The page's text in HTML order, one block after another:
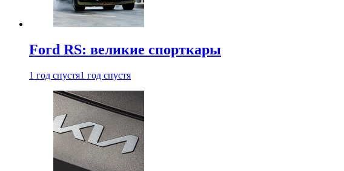
Ford RS: великие спорткары
1 год спустя1 год спустя